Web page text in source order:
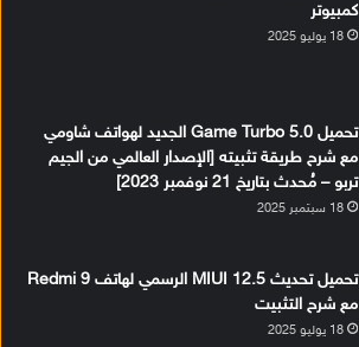
كمبيوتر
18 يوليو 2025
تحميل Game Turbo 5.0 الجديد لهواتف شاومي
مع شرح طريقة تثبيته [الإصدار العالمي من الجيم
تربو – مُحدث بتاريخ 21 نوفمبر 2023]
18 سبتمبر 2025
تحميل تحديث MIUI 12.5 الرسمي لهاتف Redmi 9
مع شرح التثبيت
18 يوليو 2025